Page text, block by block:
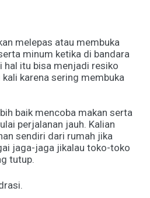
melepas atau membuka
minum ketika di bandara
hal itu bisa menjadi resiko
karena sering membuka
baik mencoba makan serta
perjalanan jauh. Kalian
sendiri dari rumah jika
jaga-jaga jikalau toko-toko
tutup.